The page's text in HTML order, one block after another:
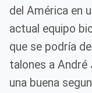
del América en
actual equipo
que se podría
talones a André
una buena